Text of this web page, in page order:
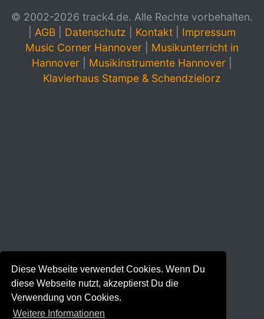
Diese Webseite verwendet Cookies. Wenn Du
diese Webseite nutzt, akzeptierst Du die
Verwendung von Cookies.
Weitere Informationen
© 2002-2026 track4.de. Alle Rechte vorbehalten.
AGB Datenschutz Kontakt
Impressum
Music Corner Hannover
Musikunterricht in
Hannover
Musikinstrumente Hannover
Klavierhaus Stampe & Schendzielorz